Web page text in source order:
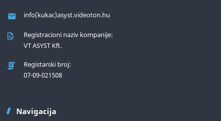
info(kukac)asyst.videoton.hu
Registracioni naziv kompanije:
VT ASYST Kft.
Registarski broj:
07-09-021508
Navigacija